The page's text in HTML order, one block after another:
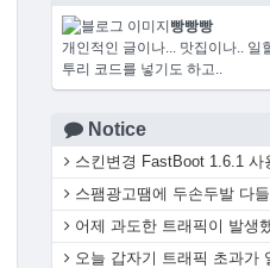
빵빵빵
개인적인 글이나... 맛집이나.. 일
투리 코드를 넣기도 하고..
Notice
스킨변경 FastBoot 1.6.1 사
스팸광고땜에 두손두발 다들
어제 과도한 트래픽이 발생
오늘 갑자기 트래픽 초과가